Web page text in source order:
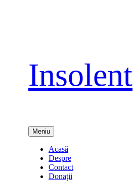
Insolent
Meniu
Acasă
Despre
Contact
Donații